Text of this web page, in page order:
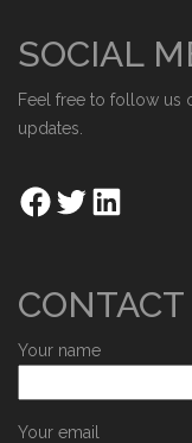
SOCIAL
Feel free to follow us
updates.
CONTACT
Your name
Your email